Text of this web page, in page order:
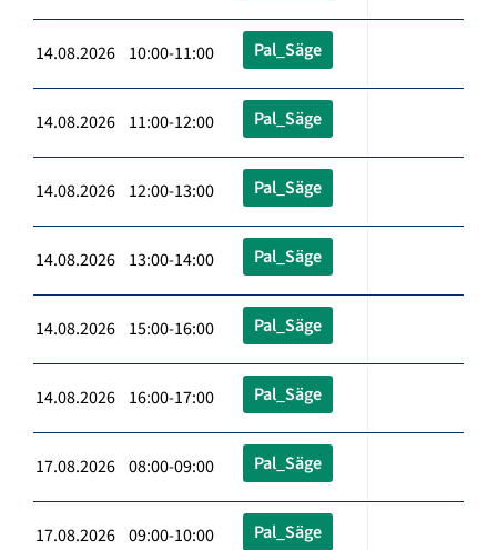
14.08.2026 10:00-11:00 Pal_Säge
14.08.2026 11:00-12:00 Pal_Säge
14.08.2026 12:00-13:00 Pal_Säge
14.08.2026 13:00-14:00 Pal_Säge
14.08.2026 15:00-16:00 Pal_Säge
14.08.2026 16:00-17:00 Pal_Säge
17.08.2026 08:00-09:00 Pal_Säge
17.08.2026 09:00-10:00 Pal_Säge